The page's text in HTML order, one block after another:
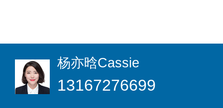
杨亦晗Cassie
13167276699